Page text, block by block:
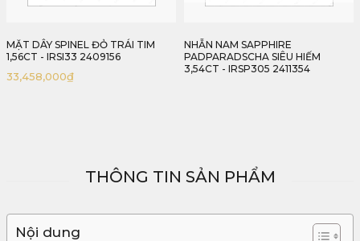
NHẪN NAM SAPPHIRE
PADPARADSCHA SIÊU HIẾM
NHẪN NAM SAPPHIRE XANH LAM
HOÀNG GIA 3,21CT - IRSP306
2411321
THÔNG TIN SẢN PHẨM
Nội dung